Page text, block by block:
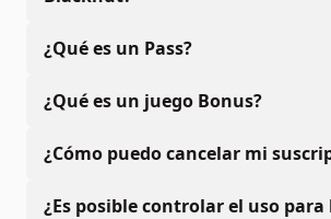
¿Qué es un Pass?
¿Qué es un juego Bonus?
¿Cómo puedo cancelar mi
¿Es posible controlar el uso para